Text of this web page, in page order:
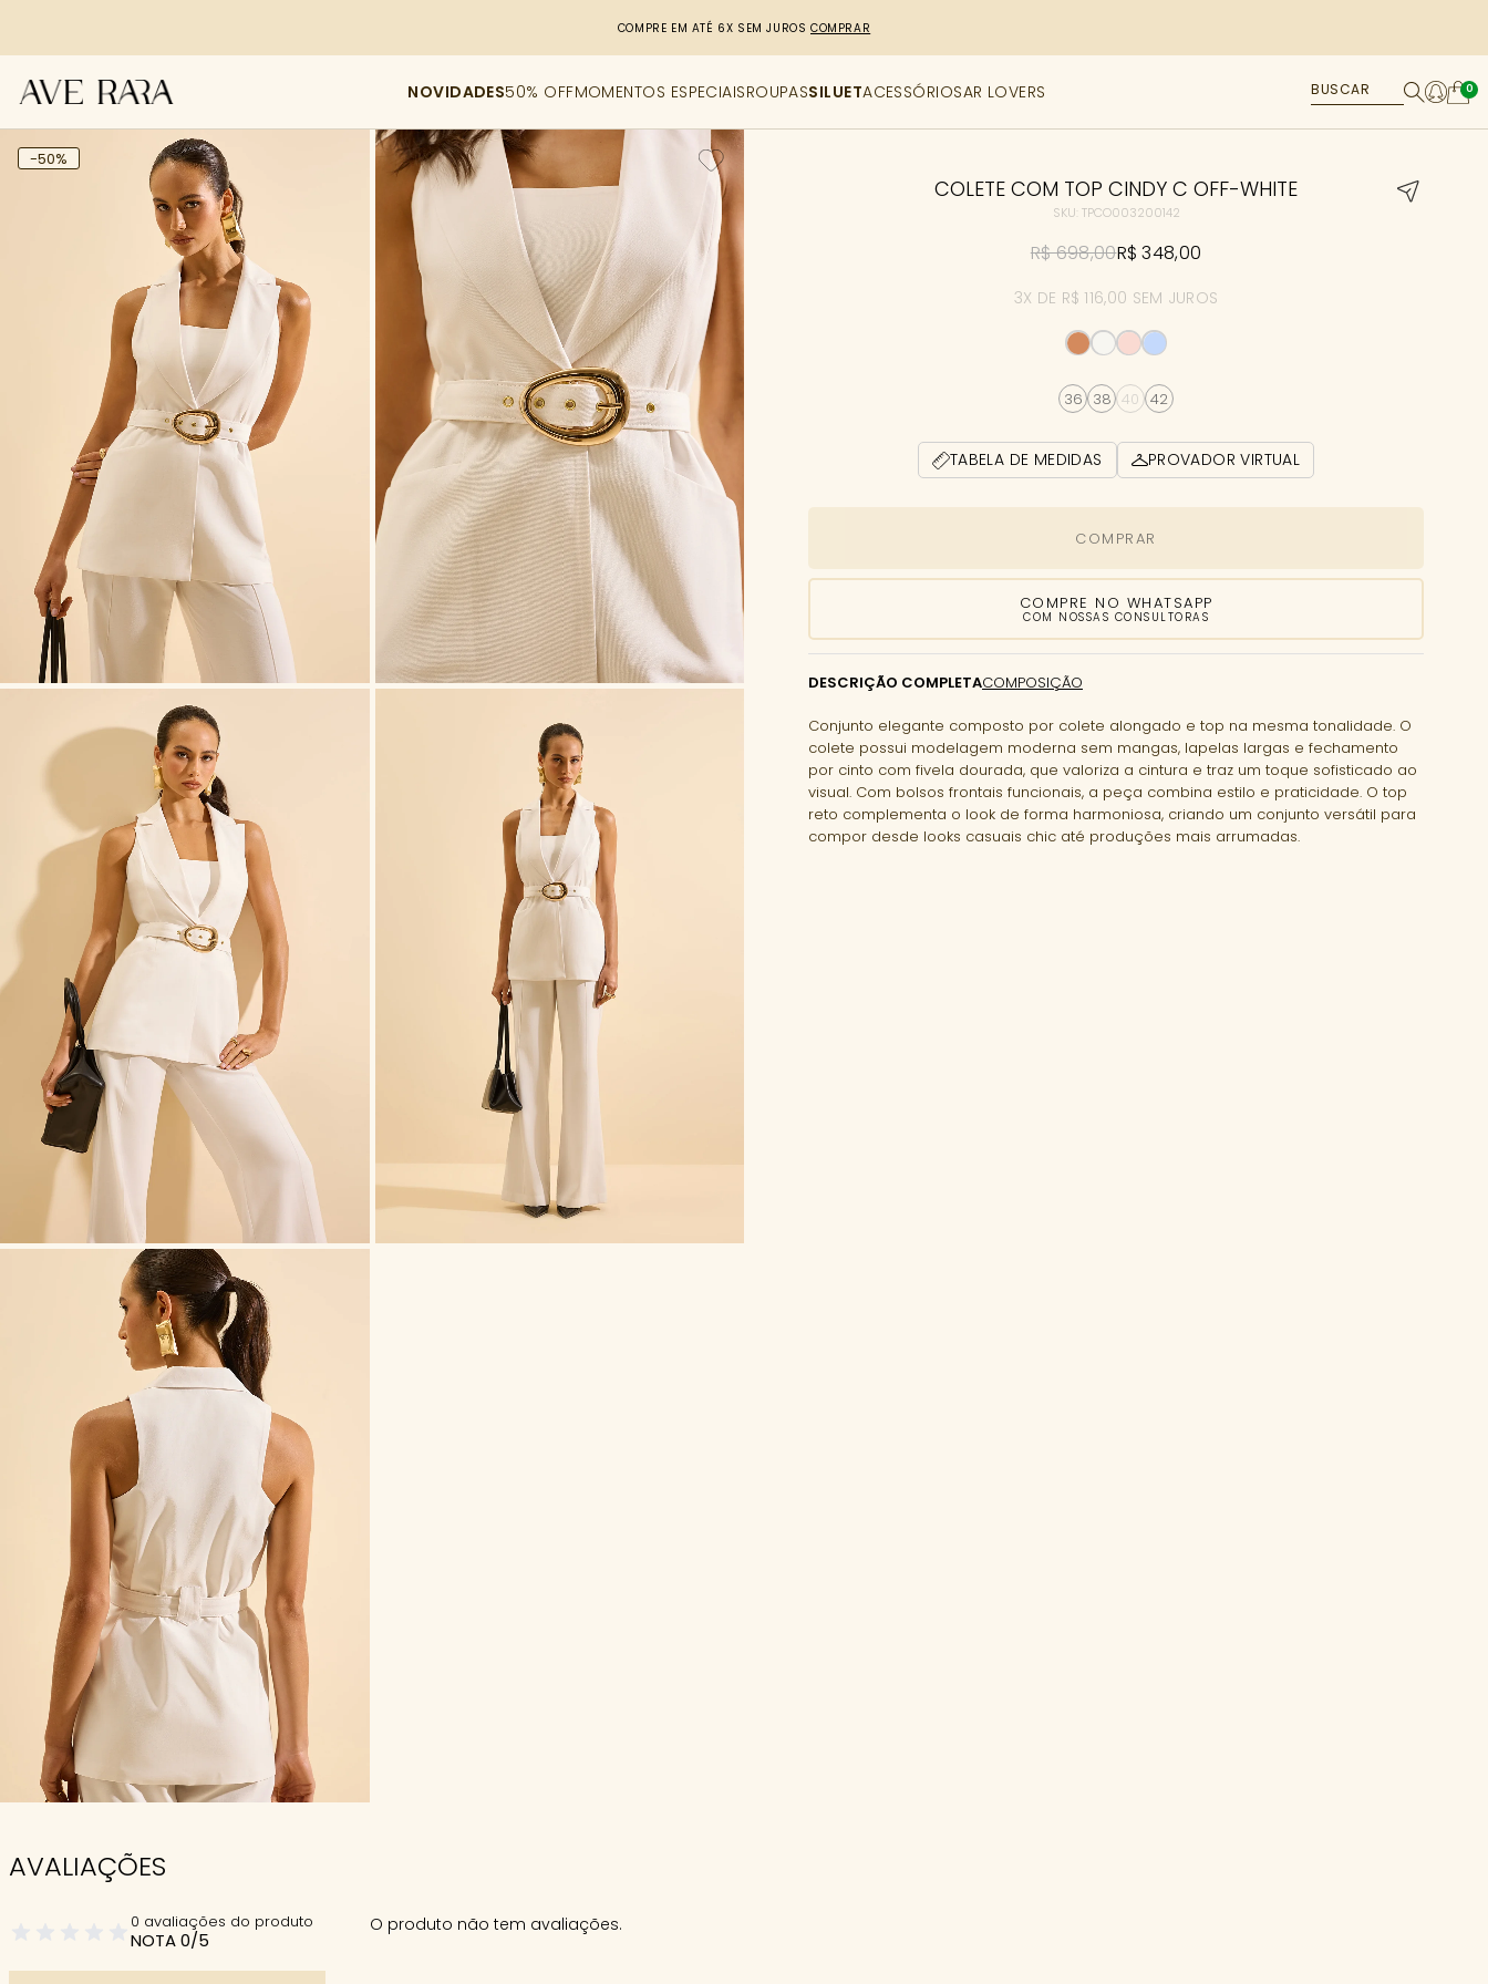
R$50,00 DE DESCONTO CUPOM: PRIMEIRACOMPRA[copiar cupom]
NOVIDADES50% OFFMOMENTOS ESPECIAISROUPASSILUETACESSÓRIOSAR LOVERS 0
-50%
COLETE COM TOP CINDY C OFF-WHITE
SKU: TPCO003200142
R$ 698,00R$ 348,00
3X DE R$ 116,00 SEM JUROS
36 38 40 42
TABELA DE MEDIDAS PROVADOR VIRTUAL
COMPRAR
COMPRE NO WHATSAPP
COM NOSSAS CONSULTORAS
DESCRIÇÃO COMPLETACOMPOSIÇÃO
Conjunto elegante composto por colete alongado e top na mesma tonalidade. O
colete possui modelagem moderna sem mangas, lapelas largas e fechamento
por cinto com fivela dourada, que valoriza a cintura e traz um toque sofisticado ao
visual. Com bolsos frontais funcionais, a peça combina estilo e praticidade. O top
reto complementa o look de forma harmoniosa, criando um conjunto versátil para
compor desde looks casuais chic até produções mais arrumadas.
AVALIAÇÕES
0 avaliações do produto
NOTA 0/5
O produto não tem avaliações.